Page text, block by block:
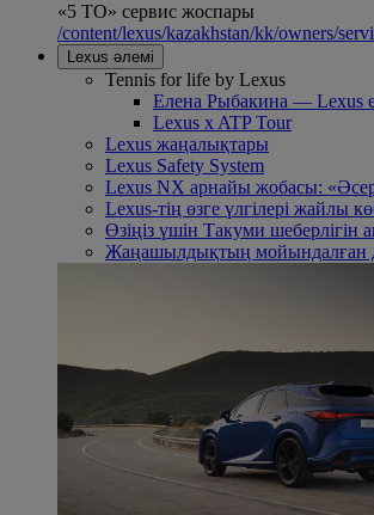
«5 ТО» сервис жоспары
/content/lexus/kazakhstan/kk/owners/
Lexus әлемі
Tennis for life by Lexus
Елена Рыбакина — Lexus
Lexus x ATP Tour
Lexus жаңалықтары
Lexus Safety System
Lexus NX арнайы жобасы:
Lexus-тің өзге үлгілері жайлы
Өзіңіз үшін Такуми шеберлігін
Жаңашылдықтың мойындалған